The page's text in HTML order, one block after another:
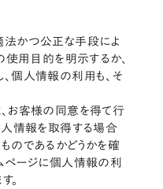
法かつ公正な手段によ
使用目的を明示するか、
個人情報の利用も、そ
お客様の同意を得て行
人情報を取得する場合
のであるかどうかを確
ページに個人情報の利
。